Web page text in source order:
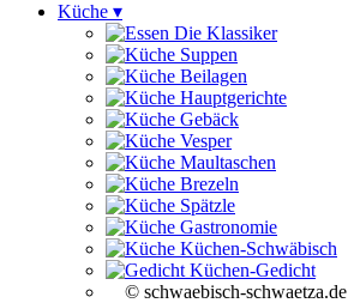
Küche ▾
Die Klassiker
Suppen
Beilagen
Hauptgerichte
Gebäck
Vesper
Maultaschen
Brezeln
Spätzle
Gastronomie
Küchen-Schwäbisch
Küchen-Gedicht
© schwaebisch-schwaetza.de